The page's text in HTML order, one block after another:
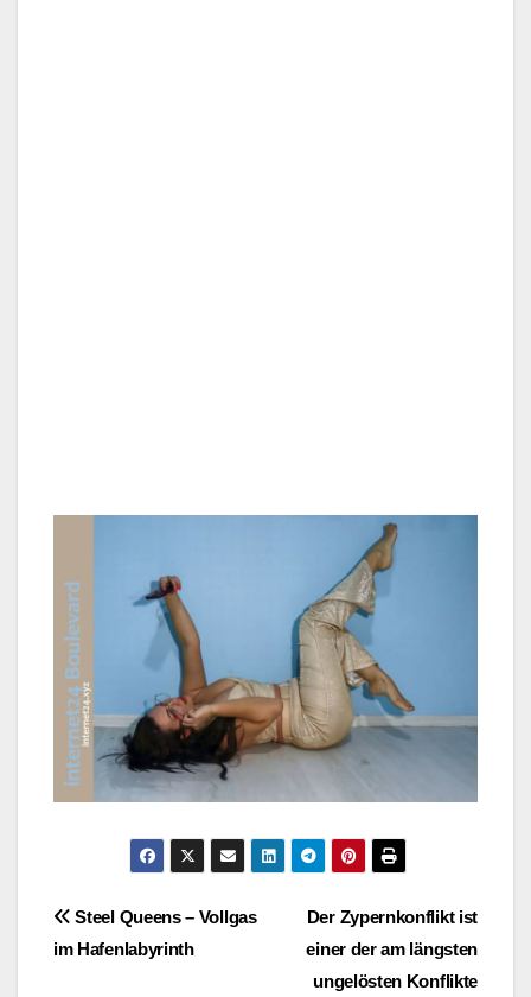
Post
navigation
Der Zypernkonflikt ist
einer der am längsten
ungelösten Konflikte
Steel Queens – Vollgas
im Hafenlabyrinth